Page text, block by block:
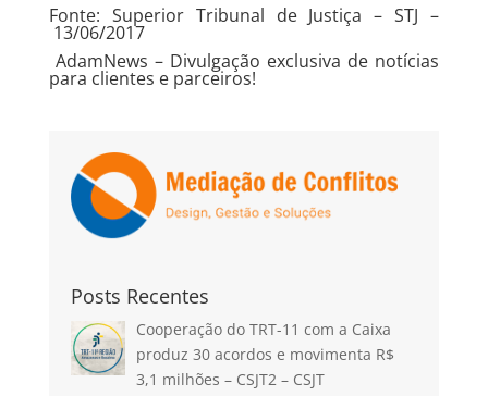
Fonte: Superior Tribunal de Justiça – STJ –
13/06/2017
AdamNews – Divulgação exclusiva de notícias
para clientes e parceiros!
Posts Recentes
Cooperação do TRT-11 com a Caixa
produz 30 acordos e movimenta R$
3,1 milhões – CSJT2 – CSJT